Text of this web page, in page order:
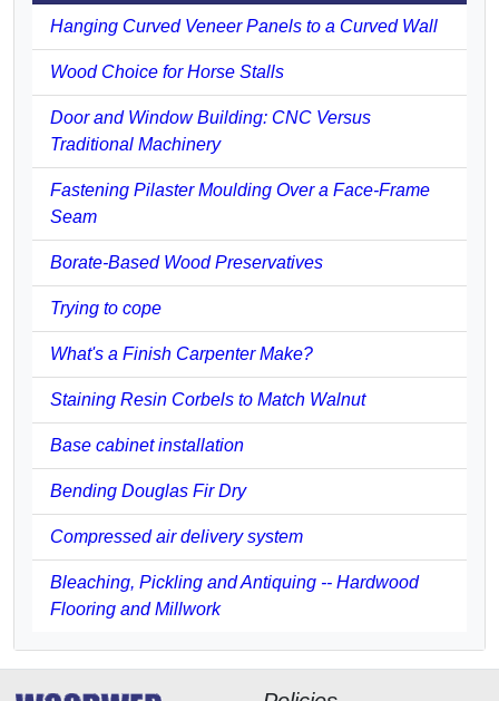
Hanging Curved Veneer Panels to a Curved Wall
Wood Choice for Horse Stalls
Door and Window Building: CNC Versus
Traditional Machinery
Fastening Pilaster Moulding Over a Face-Frame
Seam
Borate-Based Wood Preservatives
Trying to cope
What's a Finish Carpenter Make?
Staining Resin Corbels to Match Walnut
Base cabinet installation
Bending Douglas Fir Dry
Compressed air delivery system
Bleaching, Pickling and Antiquing -- Hardwood
Flooring and Millwork